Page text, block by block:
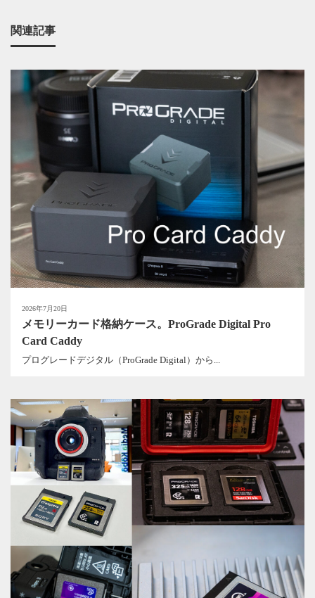
関連記事
2026年7月20日
メモリーカード格納ケース。ProGrade Digital Pro
Card Caddy
プログレードデジタル（ProGrade Digital）から...